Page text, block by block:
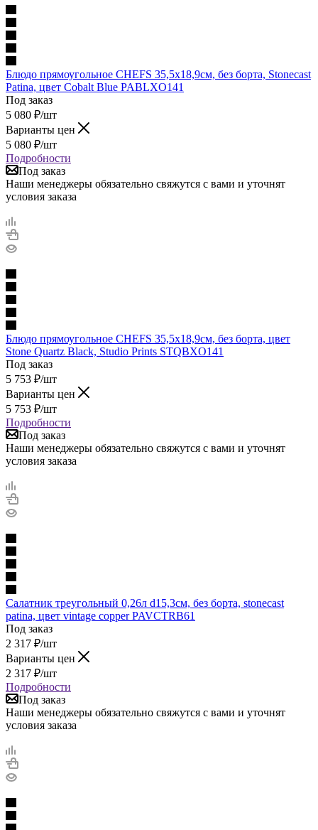
Блюдо прямоугольное CHEFS 35,5х18,9см, без борта, Stonecast
Patina, цвет Cobalt Blue PABLXO141
Под заказ
5 080 ₽/шт
Варианты цен
5 080 ₽/шт
Подробности
Под заказ
Наши менеджеры обязательно свяжутся с вами и уточнят
условия заказа
Блюдо прямоугольное CHEFS 35,5х18,9см, без борта, цвет
Stone Quartz Black, Studio Prints STQBXO141
Под заказ
5 753 ₽/шт
Варианты цен
5 753 ₽/шт
Подробности
Под заказ
Наши менеджеры обязательно свяжутся с вами и уточнят
условия заказа
Салатник треугольный 0,26л d15,3см, без борта, stonecast
patina, цвет vintage copper PAVCTRB61
Под заказ
2 317 ₽/шт
Варианты цен
2 317 ₽/шт
Подробности
Под заказ
Наши менеджеры обязательно свяжутся с вами и уточнят
условия заказа